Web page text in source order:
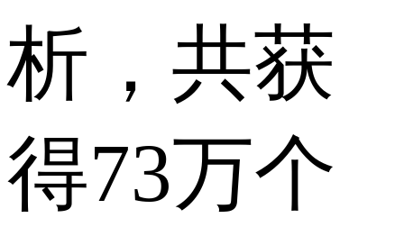
析，共获
得73万个